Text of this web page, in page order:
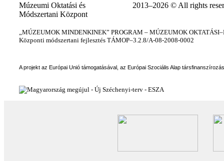
Múzeumi Oktatási és
Módszertani Központ
2013–2026 © All rights
„MÚZEUMOK MINDENKINEK” PROGRAM – MÚZEUMOK
Központi módszertani fejlesztés TÁMOP–3.2.8/A-08-2008-0002
A projekt az Európai Unió támogatásával, az Európai Szociális Alap